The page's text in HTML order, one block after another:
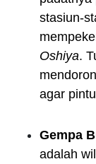
stasiun-
Oshiya.
agar
Gempa
adalah